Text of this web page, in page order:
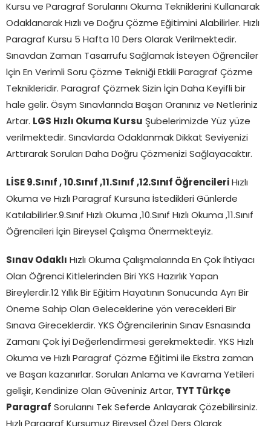
Kursu ve Paragraf Sorularını Okuma Tekniklerini Kullanarak
Odaklanarak Hızlı ve Doğru Çözme Eğitimini Alabilirler. Hızlı
Paragraf Kursu 5 Hafta 10 Ders Olarak Verilmektedir.
Sınavdan Zaman Tasarrufu Sağlamak İsteyen Öğrenciler
İçin En Verimli Soru Çözme Tekniği Etkili Paragraf Çözme
Teknikleridir. Paragraf Çözmek Sizin İçin Daha Keyifli bir
hale gelir. Ösym Sınavlarında Başarı Oranınız ve Netleriniz
Artar. LGS Hızlı Okuma Kursu Şubelerimizde Yüz yüze
verilmektedir. Sınavlarda Odaklanmak Dikkat Seviyenizi
Arttırarak Soruları Daha Doğru Çözmenizi Sağlayacaktır.
LİSE 9.Sınıf , 10.Sınıf ,11.Sınıf ,12.Sınıf Öğrencileri
Hızlı
Okuma ve Hızlı Paragraf Kursuna İstedikleri Günlerde
Katılabilirler.9.Sınıf Hızlı Okuma ,10.Sınıf Hızlı Okuma ,11.Sınıf
Öğrencileri İçin Bireysel Çalışma Önermekteyiz.
Sınav Odaklı
Hızlı Okuma Çalışmalarında En Çok İhtiyacı
Olan Öğrenci Kitlelerinden Biri YKS Hazırlık Yapan
Bireylerdir.12 Yıllık Bir Eğitim Hayatının Sonucunda Ayrı Bir
Öneme Sahip Olan Geleceklerine yön verecekleri Bir
Sınava Gireceklerdir. YKS Öğrencilerinin Sınav Esnasında
Zamanı Çok İyi Değerlendirmesi gerekmektedir. YKS Hızlı
Okuma ve Hızlı Paragraf Çözme Eğitimi ile Ekstra zaman
ve Başarı kazanırlar. Soruları Anlama ve Kavrama Yetileri
gelişir, Kendinize Olan Güveniniz Artar, TYT Türkçe
Paragraf Sorularını Tek Seferde Anlayarak Çözebilirsiniz.